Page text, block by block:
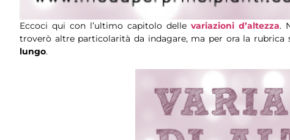
Eccoci qui con l’ultimo capitolo dellevariazioni d’altezza.
troverò altre particolarità da indagare, ma per ora la rubrica
lungo.